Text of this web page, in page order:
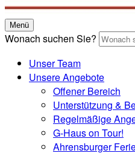
Menü
Wonach suchen Sie?
Unser Team
Unsere Angebote
Offener Bereich
Unterstützung &
Regelmäßige
G-Haus on Tour!
Ahrensburger